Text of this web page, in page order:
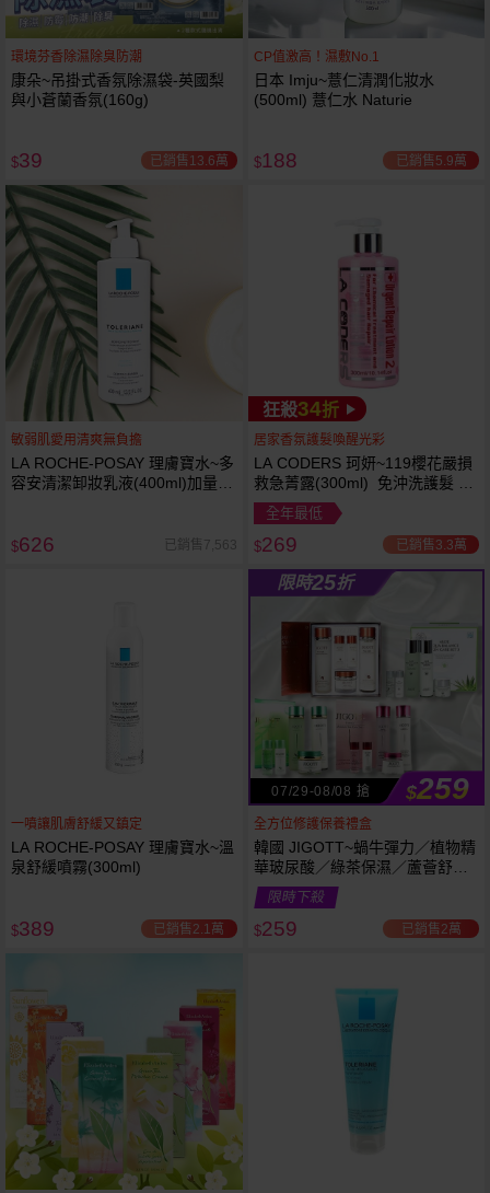
環境芬香除濕除臭防潮
康朵~吊掛式香氛除濕袋-英國梨
與小蒼蘭香氛(160g)
$39 已銷售13.6萬
CP值激高！濕敷No.1
日本 Imju~薏仁清潤化妝水
(500ml) 薏仁水 Naturie
$188 已銷售5.9萬
敏弱肌愛用清爽無負擔
LA ROCHE-POSAY 理膚寶水~多
容安清潔卸妝乳液(400ml)加量
$626 已銷售7,563
狂殺34折
居家香氛護髮喚醒光彩
LA CODERS 珂妍~119櫻花嚴損
救急菁露(300ml) 免沖洗護髮 蕾
舒法克
全年最低
$269 已銷售3.3萬
一噴讓肌膚舒緩又鎮定
LA ROCHE-POSAY 理膚寶水~溫
泉舒緩噴霧(300ml)
$389 已銷售2.1萬
限時25折
07/29-08/08 搶 $259
全方位修護保養禮盒
韓國 JIGOTT~蝸牛彈力／植物精
華玻尿酸／綠茶保濕／蘆薈舒緩
修復 禮盒(5件組) 款式可選 化妝
水+乳液+面霜
限時下殺
$259 已銷售2萬